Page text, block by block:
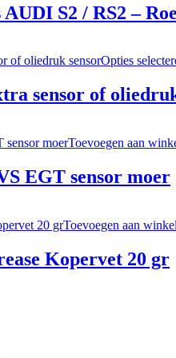
S2 / RS2 –
Opties
sensor of
Toevoegen aan
EGT sensor moer
Toevoegen aan
Kopervet 20 gr